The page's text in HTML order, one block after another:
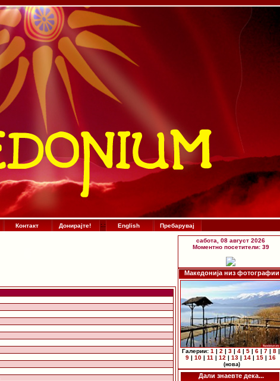
Контакт Донирајте! :. : English Пребарувај
сабота, 08 август 2026
Моментно посетители: 39
Македонија низ фотографии
Галерии: 1| 2| 3| 4| 5| 6| 7| 8|
9 | 10 | 11 | 12 | 13 | 14 | 15 | 16
(нова)
Дали знаевте дека...